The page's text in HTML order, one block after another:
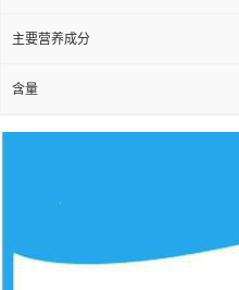
主要营养成分
含量